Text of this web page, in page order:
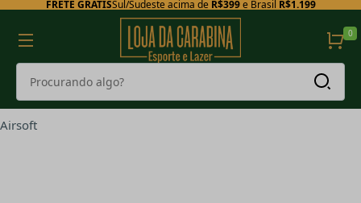
FRETE GRÁTISSul/Sudeste acima de R$399e Brasil R$1.199
0
Airsoft